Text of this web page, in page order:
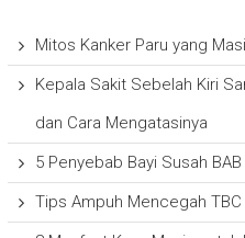
Mitos Kanker Paru yang
Kepala Sakit Sebelah Kiri
dan Cara Mengatasinya
5 Penyebab Bayi Susah
Tips Ampuh Mencegah